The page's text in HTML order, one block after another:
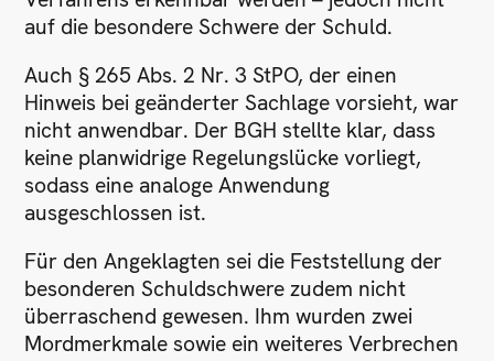
auf die besondere Schwere der Schuld.
Auch § 265 Abs. 2 Nr. 3 StPO, der einen
Hinweis bei geänderter Sachlage vorsieht, war
nicht anwendbar. Der BGH stellte klar, dass
keine planwidrige Regelungslücke vorliegt,
sodass eine analoge Anwendung
ausgeschlossen ist.
Für den Angeklagten sei die Feststellung der
besonderen Schuldschwere zudem nicht
überraschend gewesen. Ihm wurden zwei
Mordmerkmale sowie ein weiteres Verbrechen